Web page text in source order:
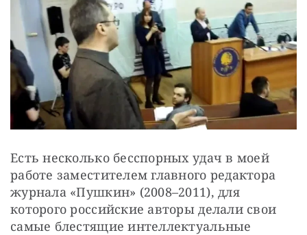
Есть несколько бесспорных удач в моей
работе заместителем главного редактора
журнала «Пушкин» (2008–2011), для
которого российские авторы делали свои
самые блестящие интеллектуальные